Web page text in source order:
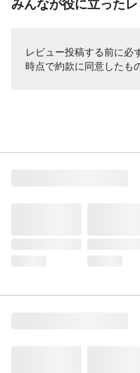
みんなが役に立った
レビュー投稿する前に必
時点で約款に同意したも